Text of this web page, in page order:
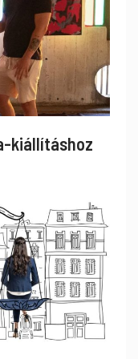
kiállításhoz